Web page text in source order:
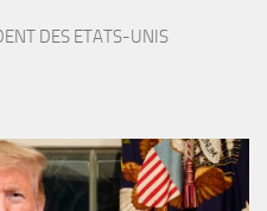
DES ETATS-UNIS